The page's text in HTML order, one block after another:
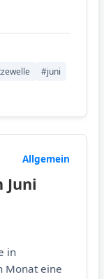
#juni
Allgemein
Juni
in
Monat eine